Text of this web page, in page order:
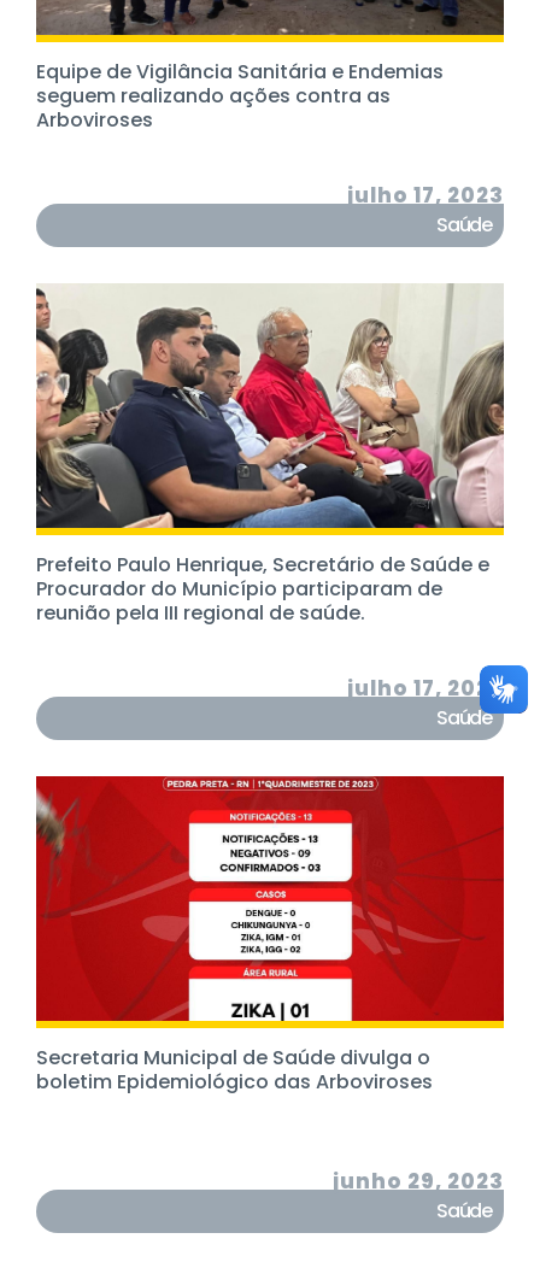
Equipe de Vigilância Sanitária e Endemias
seguem realizando ações contra as
Arboviroses
Saúde
julho 17, 2023
Prefeito Paulo Henrique, Secretário de Saúde e
Procurador do Município participaram de
reunião pela III regional de saúde.
Saúde
julho 17, 2023
Secretaria Municipal de Saúde divulga o
boletim Epidemiológico das Arboviroses
Saúde
junho 29, 2023